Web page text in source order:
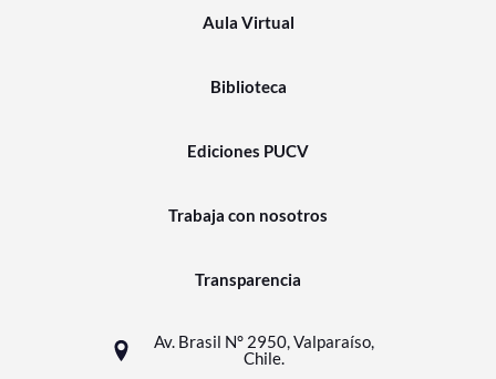
Aula Virtual
Biblioteca
Ediciones PUCV
Trabaja con nosotros
Transparencia
Av. Brasil N° 2950, Valparaíso,
Chile.